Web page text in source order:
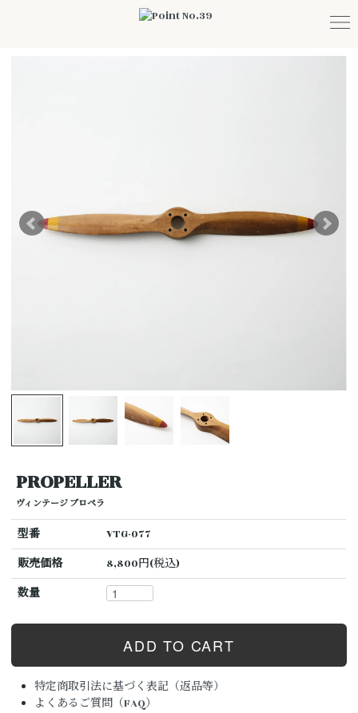
PROPELLER
ヴィンテージ プロペラ
型番
VTG-077
販売価格
8,800円(税込)
数量
特定商取引法に基づく表記（返品等）
よくあるご質問（FAQ）